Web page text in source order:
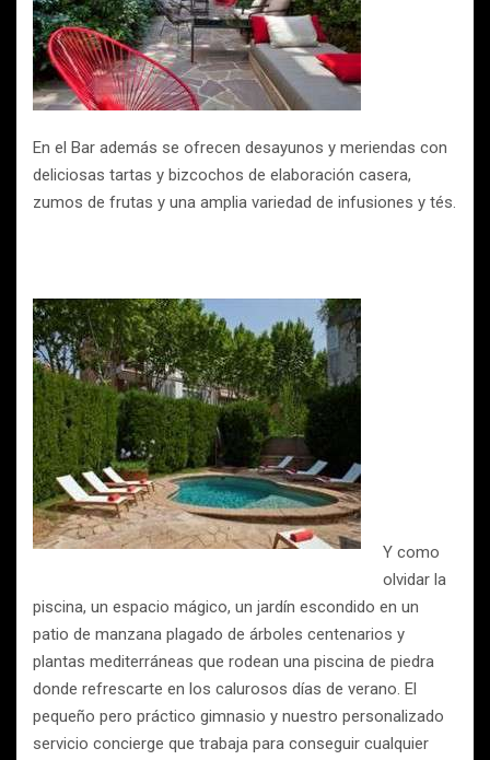
En el Bar además se ofrecen desayunos y meriendas con
deliciosas tartas y bizcochos de elaboración casera,
zumos de frutas y una amplia variedad de infusiones y tés.
Y como
olvidar la
piscina, un espacio mágico, un jardín escondido en un
patio de manzana plagado de árboles centenarios y
plantas mediterráneas que rodean una piscina de piedra
donde refrescarte en los calurosos días de verano. El
pequeño pero práctico gimnasio y nuestro personalizado
servicio concierge que trabaja para conseguir cualquier